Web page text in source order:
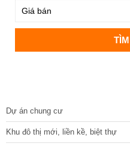
Dự án chung cư
Khu đô thị mới, liền kề, biệt thự